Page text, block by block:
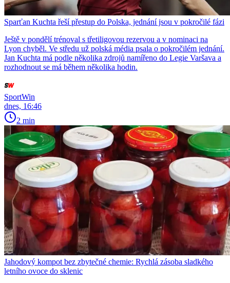
Sparťan Kuchta řeší přestup do Polska, jednání jsou v pokročilé fázi
Ještě v pondělí trénoval s třetiligovou rezervou a v nominaci na
Lyon chyběl. Ve středu už polská média psala o pokročilém jednání.
Jan Kuchta má podle několika zdrojů namířeno do Legie Varšava a
rozhodnout se má během několika hodin.
SportWin
dnes, 16:46
2 min
Jahodový kompot bez zbytečné chemie: Rychlá zásoba sladkého
letního ovoce do sklenic